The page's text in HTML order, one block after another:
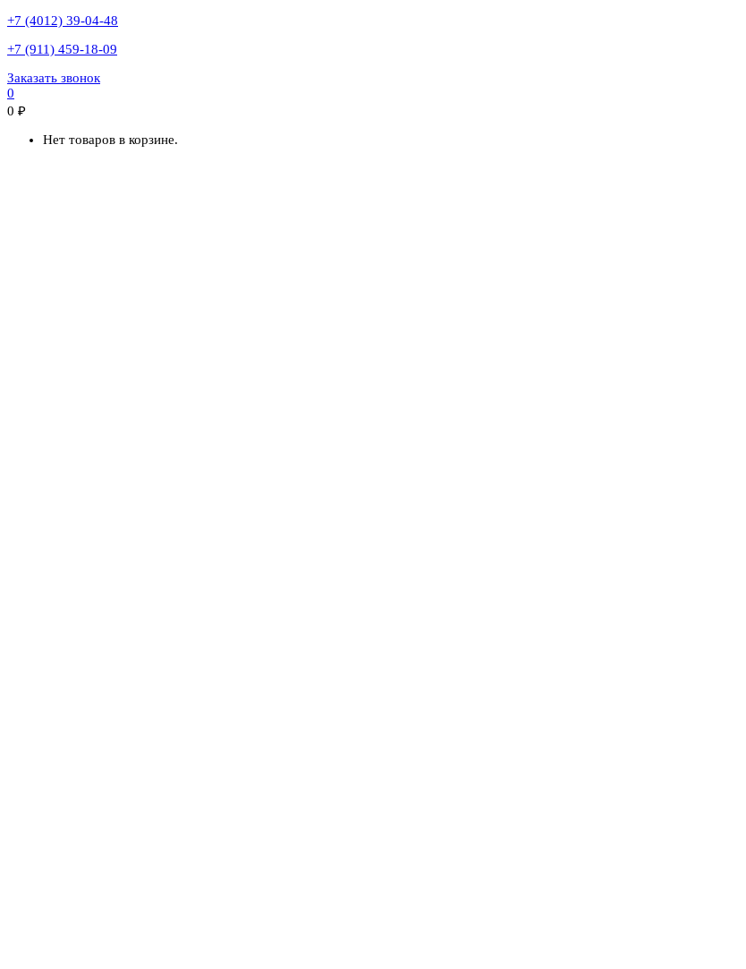
+7 (4012) 39-04-48
+7 (911) 459-18-09
Заказать звонок
0
0 ₽
Нет товаров в корзине.